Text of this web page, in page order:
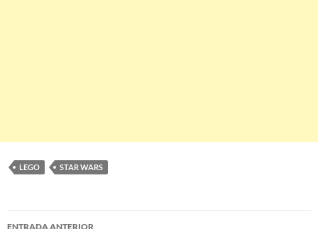
LEGO STAR WARS
Navegación
ENTRADA ANTERIOR